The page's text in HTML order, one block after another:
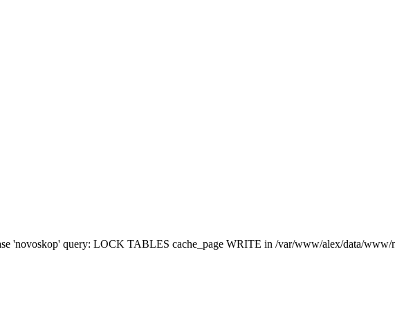
'novoskop' query: LOCK TABLES cache_page WRITE in /var/www/alex/data/www/